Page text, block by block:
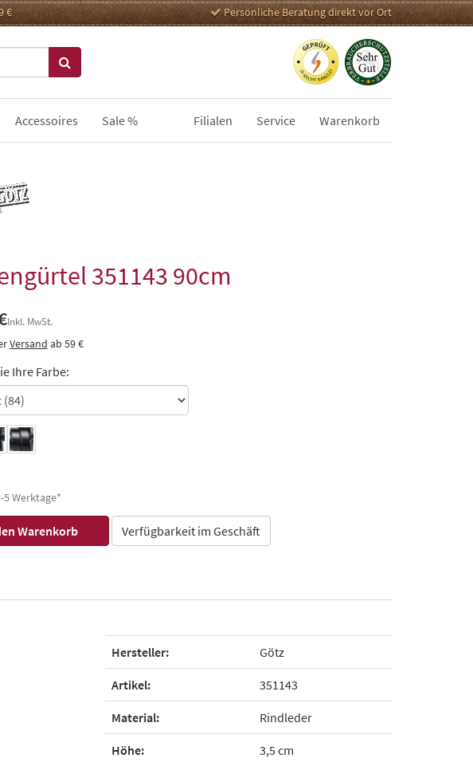
€ Persönliche Beratung direkt vor Ort
Accessoires Sale % Filialen Service Warenkorb
351143 90cm
Inkl. MwSt.
Versand ab 59 €
Ihre Farbe:
5 Werktage*
Verfügbarkeit im Geschäft
Hersteller: Götz
Artikel: 351143
Material: Rindleder
Höhe: 3,5 cm